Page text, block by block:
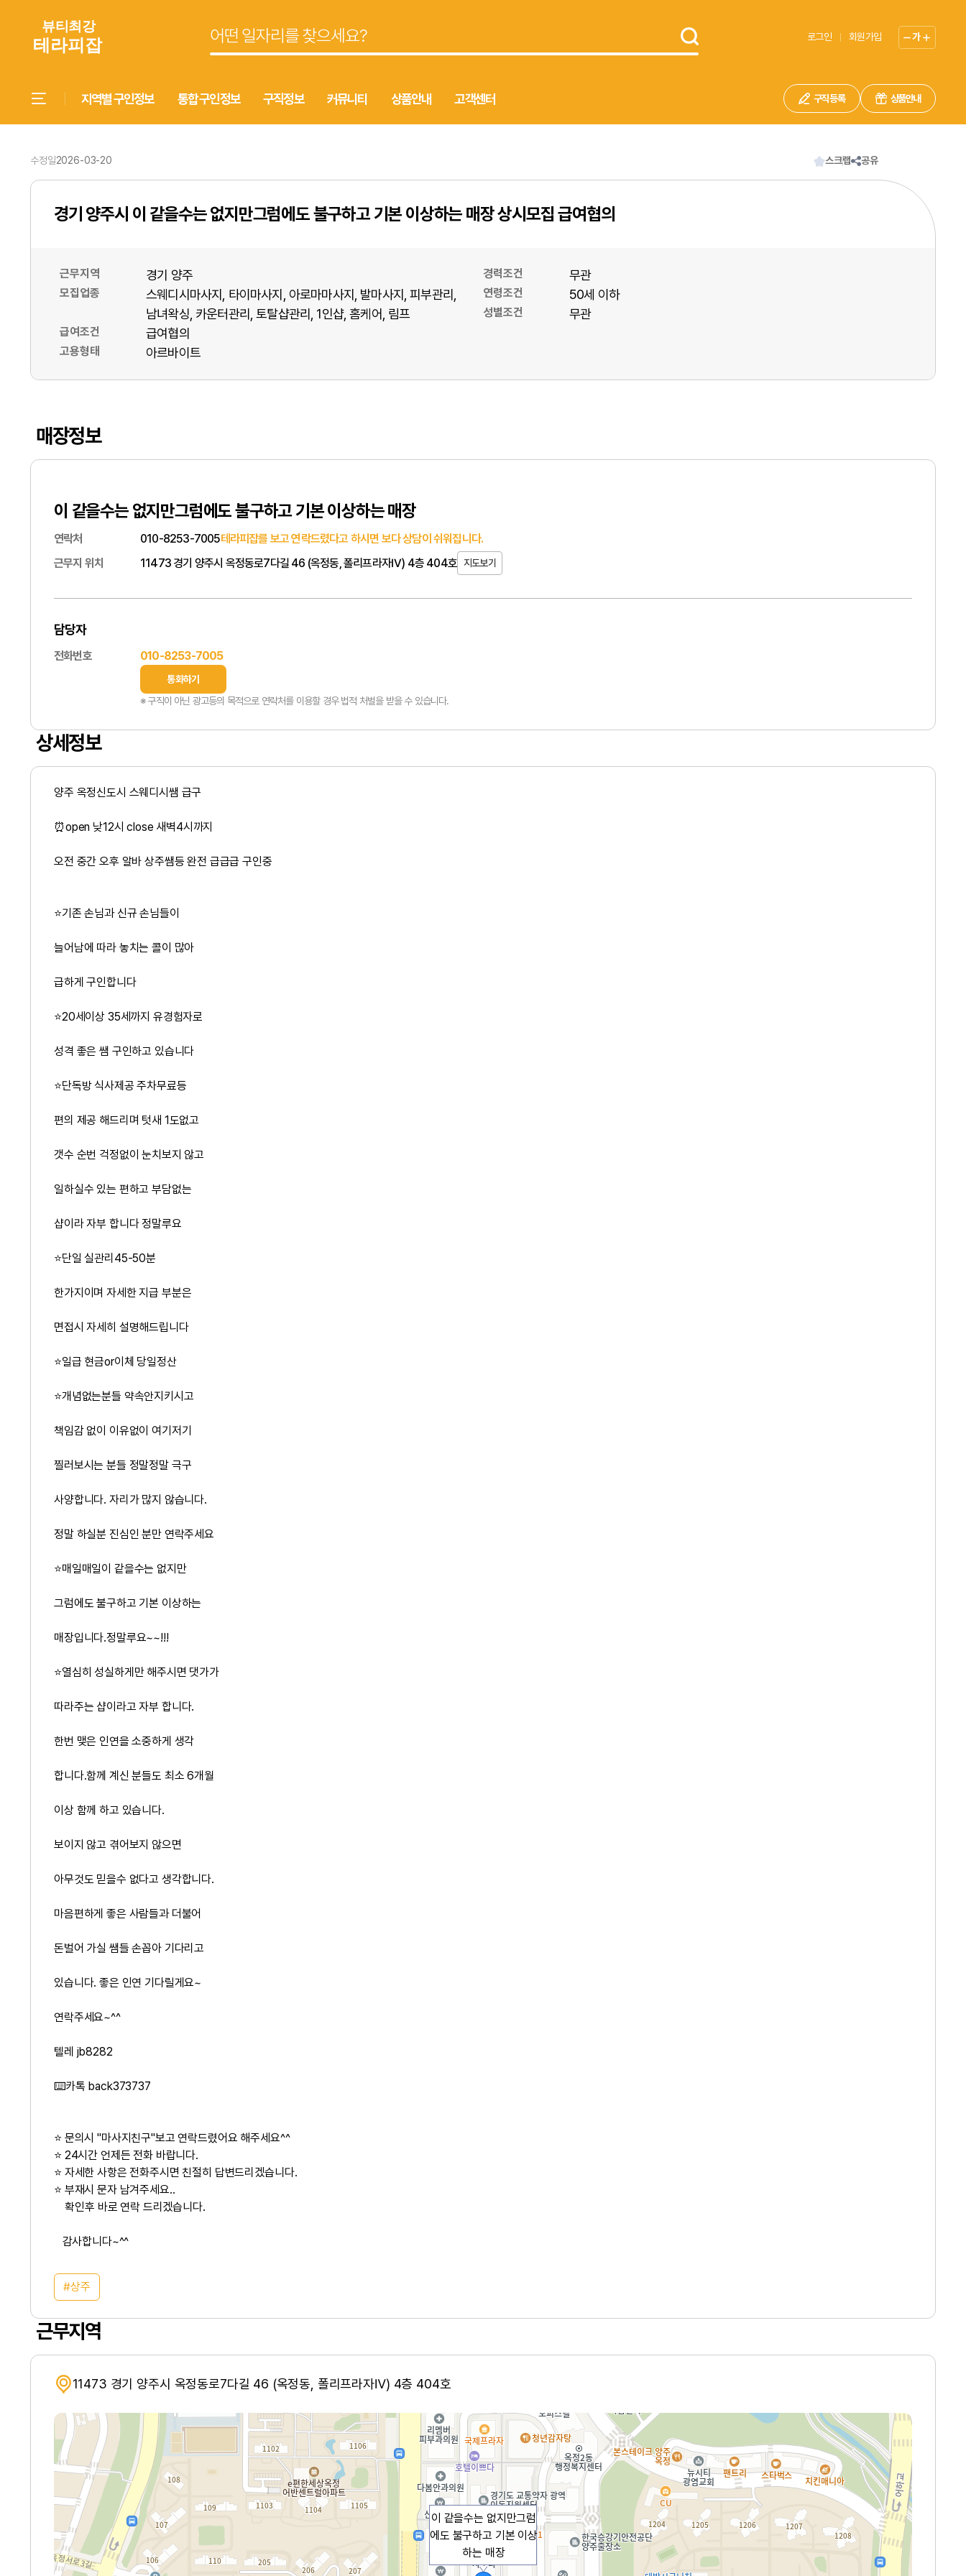
로그인 회원가입 가
지역별 구인정보 통합 구인정보 구직정보 커뮤니티 상품안내 고객센터 구직 등록 상품안내
수정일2026-03-20 스크랩 공유
경기 양주시 이 같을수는 없지만그럼에도 불구하고 기본 이상하는 매장 상시모집 급여협의
근무지역 경기 양주
모집업종 스웨디시마사지 타이마사지 아로마마사지 발마사지 피부관리
남녀왁싱 카운터관리 토탈샵관리 1인샵 홈케어 림프
급여조건 급여협의
고용형태 아르바이트
경력조건 무관
연령조건 50세 이하
성별조건 무관
매장정보
이 같을수는 없지만그럼에도 불구하고 기본 이상하는 매장
연락처 010-8253-7005테라피잡를 보고 연락드렸다고 하시면 보다 상담이 쉬워집니다.
근무지 위치
11473 경기 양주시 옥정동로7다길 46 (옥정동, 폴리프라자Ⅳ) 4층 404호 지도보기
담당자
전화번호 010-8253-7005
통화하기
※ 구직이 아닌 광고등의 목적으로 연락처를 이용할 경우 법적 처벌을 받을 수 있습니다.
상세정보
양주 옥정신도시 스웨디시쌤 급구
⏰open 낮12시 close 새벽4시까지
오전 중간 오후 알바 상주쌤등 완전 급급급 구인중
⭐️기존 손님과 신규 손님들이
늘어남에 따라 놓치는 콜이 많아
급하게 구인합니다
⭐️20세이상 35세까지 유경험자로
성격 좋은 쌤 구인하고 있습니다
⭐️단독방 식사제공 주차무료등
편의 제공 해드리며 텃새 1도없고
갯수 순번 걱정없이 눈치보지 않고
일하실수 있는 편하고 부담없는
샵이라 자부 합니다 정말루요
⭐️단일 실관리45-50분
한가지이며 자세한 지급 부분은
면접시 자세히 설명해드립니다
⭐️일급 현금or이체 당일정산
⭐️개념없는분들 약속안지키시고
책임감 없이 이유없이 여기저기
찔러보시는 분들 정말정말 극구
사양합니다. 자리가 많지 않습니다.
정말 하실분 진심인 분만 연락주세요
⭐️매일매일이 같을수는 없지만
그럼에도 불구하고 기본 이상하는
매장입니다.정말루요~~!!!
⭐️열심히 성실하게만 해주시면 댓가가
따라주는 샵이라고 자부 합니다.
한번 맺은 인연을 소중하게 생각
합니다.함께 계신 분들도 최소 6개월
이상 함께 하고 있습니다.
보이지 않고 겪어보지 않으면
아무것도 믿을수 없다고 생각합니다.
마음편하게 좋은 사람들과 더불어
돈벌어 가실 쌤들 손꼽아 기다리고
있습니다. 좋은 인연 기다릴게요~
연락주세요~^^
텔레 jb8282
⌨️카톡 back373737
⭐ 문의시 "마사지친구"보고 연락드렸어요 해주세요^^
⭐ 24시간 언제든 전화 바랍니다.
⭐ 자세한 사항은 전화주시면 친절히 답변드리겠습니다.
⭐ 부재시 문자 남겨주세요..
확인후 바로 연락 드리겠습니다.
감사합니다~^^
상주
근무지역
11473 경기 양주시 옥정동로7다길 46 (옥정동, 폴리프라자Ⅳ) 4층 404호
이 같을수는 없지만그럼
에도 불구하고 기본 이상
하는 매장